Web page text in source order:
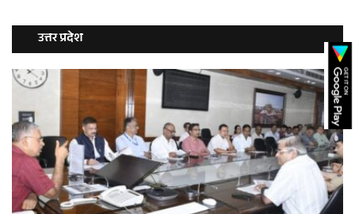
उत्तर प्रदेश